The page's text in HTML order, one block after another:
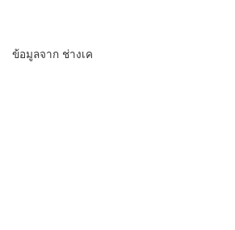
ข้อมูลจาก ช่างเค